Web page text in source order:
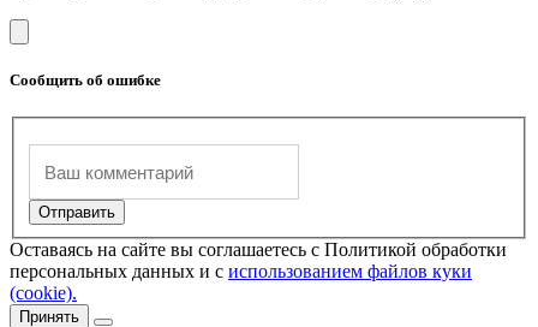
Сообщить об ошибке
Оставаясь на сайте вы соглашаетесь с Политикой обработки
персональных данных и с использованием файлов куки
(cookie).
Принять